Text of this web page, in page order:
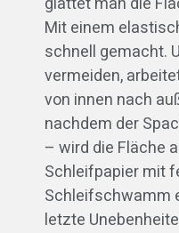
Mit einem
schnell gemacht.
vermeiden,
von innen nach
nachdem der
– wird die Fläche
Schleifpapier mit
Schleifschwamm
letzte